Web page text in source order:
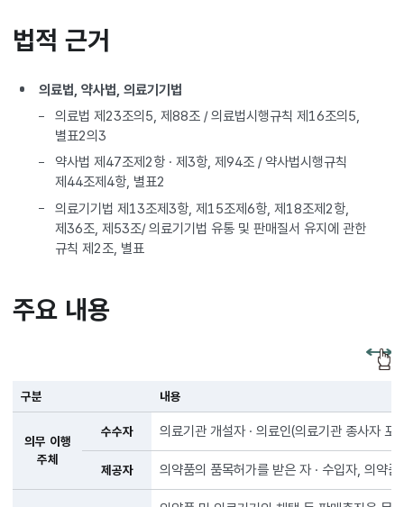
법적 근거
의료법, 약사법, 의료기기법
의료법 제23조의5, 제88조 / 의료법시행규칙 제16조의5,
별표2의3
약사법 제47조제2항 · 제3항, 제94조 / 약사법시행규칙
제44조제4항, 별표2
의료기기법 제13조제3항, 제15조제6항, 제18조제2항,
제36조, 제53조/ 의료기기법 유통 및 판매질서 유지에 관한
규칙 제2조, 별표
주요 내용
구분 내용
의무 이행
주체
수수자 의료기관 개설자 · 의료인(의료기관 종사자 포
제공자 의약품의 품목허가를 받은 자 · 수입자, 의약